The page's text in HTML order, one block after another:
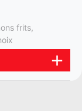
frits,